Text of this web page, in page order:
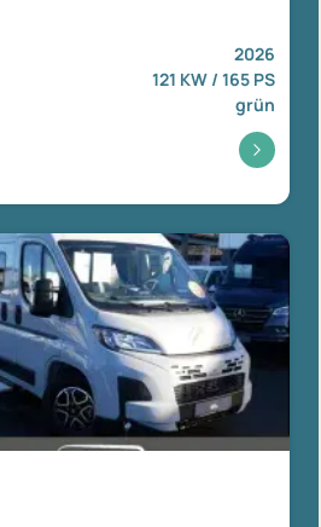
2026
121 KW / 165 PS
grün